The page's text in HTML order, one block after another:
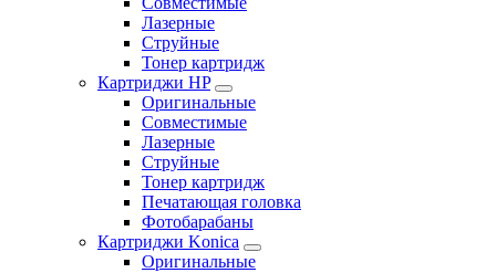
Лазерные
Струйные
Тонер картридж
Картриджи HP
Оригинальные
Совместимые
Лазерные
Струйные
Тонер картридж
Печатающая головка
Фотобарабаны
Картриджи Konica
Оригинальные